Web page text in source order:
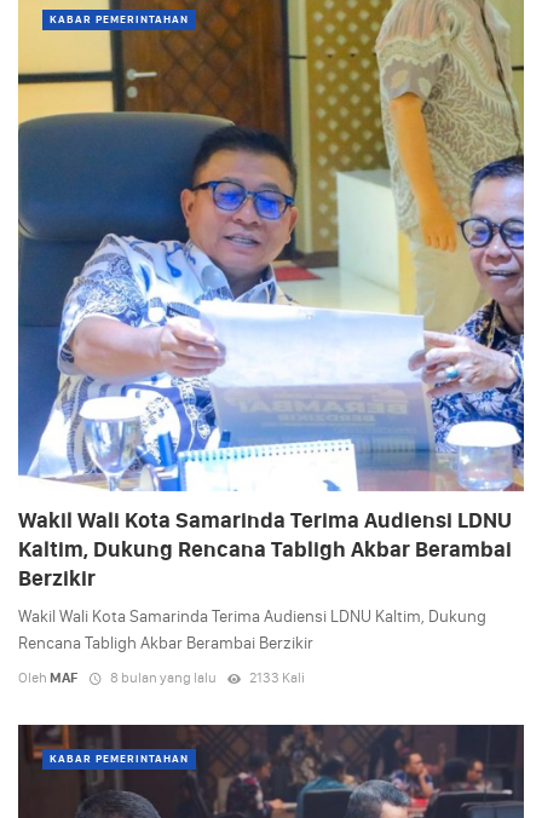
KABAR PEMERINTAHAN
Wakil Wali Kota Samarinda Terima Audiensi LDNU
Kaltim, Dukung Rencana Tabligh Akbar Berambai
Berzikir
Wakil Wali Kota Samarinda Terima Audiensi LDNU Kaltim, Dukung
Rencana Tabligh Akbar Berambai Berzikir
Oleh MAF 8 bulan yang lalu 2133 Kali
KABAR PEMERINTAHAN